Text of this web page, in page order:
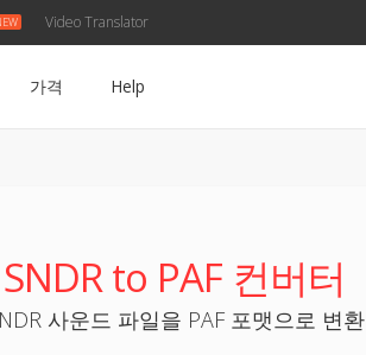
Video Translator
가격 Help
SNDR to PAF 컨버터
사운드 파일을 PAF 포맷으로 변환